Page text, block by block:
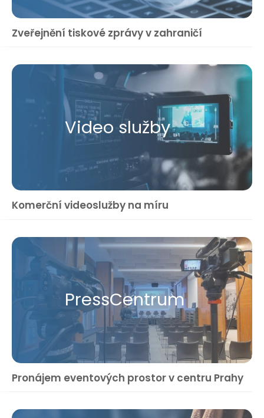
Zveřejnění tiskové zprávy v zahraničí
Video služby
Komerční videoslužby na míru
Press​Centrum
Pronájem eventových prostor v centru Prahy